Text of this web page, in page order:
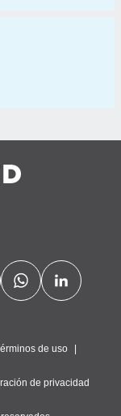
de uso
de privacidad